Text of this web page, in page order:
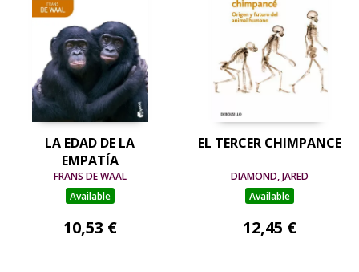
LA EDAD DE LA
EMPATÍA
FRANS DE WAAL
Available
10,53 €
EL TERCER CHIMPANCE
DIAMOND, JARED
Available
12,45 €